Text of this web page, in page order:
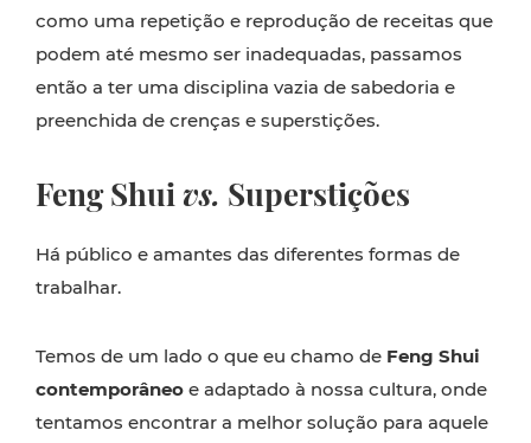
como uma repetição e reprodução de receitas que
podem até mesmo ser inadequadas, passamos
então a ter uma disciplina vazia de sabedoria e
preenchida de crenças e superstições.
Feng Shui vs. Superstições
Há público e amantes das diferentes formas de
trabalhar.
Temos de um lado o que eu chamo de Feng Shui
contemporâneo e adaptado à nossa cultura, onde
tentamos encontrar a melhor solução para aquele